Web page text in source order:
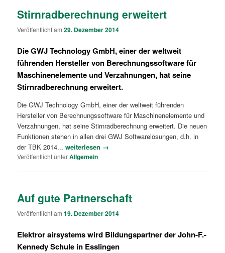
Stirnradberechnung erweitert
Veröffentlicht am29. Dezember 2014
Die GWJ Technology GmbH, einer der weltweit
führenden Hersteller von Berechnungssoftware für
Maschinenelemente und Verzahnungen, hat seine
Stirnradberechnung erweitert.
Die GWJ Technology GmbH, einer der weltweit führenden
Hersteller von Berechnungssoftware für Maschinenelemente und
Verzahnungen, hat seine Stirnradberechnung erweitert. Die neuen
Funktionen stehen in allen drei GWJ Softwarelösungen, d.h. in
der TBK 2014...weiterlesen →
Veröffentlicht unterAllgemein
Auf gute Partnerschaft
Veröffentlicht am19. Dezember 2014
Elektror airsystems wird Bildungspartner der John-F.-
Kennedy Schule in Esslingen